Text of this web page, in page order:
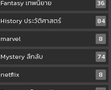
Fantasy เทพนิยาย
36
History ประวัติศาสตร์
84
marvel
8
Mystery ลึกลับ
74
netflix
8